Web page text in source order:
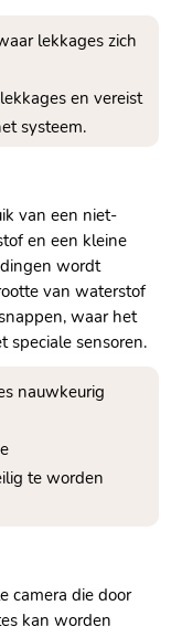
lekkages zich
en vereist
systeem.​
van een niet-
en een kleine
wordt
van waterstof
waar het
speciale sensoren.​
nauwkeurig
te worden
camera die door
kan worden